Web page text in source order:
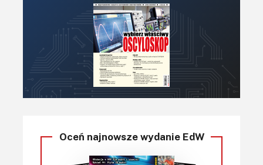
Oceń najnowsze wydanie EdW